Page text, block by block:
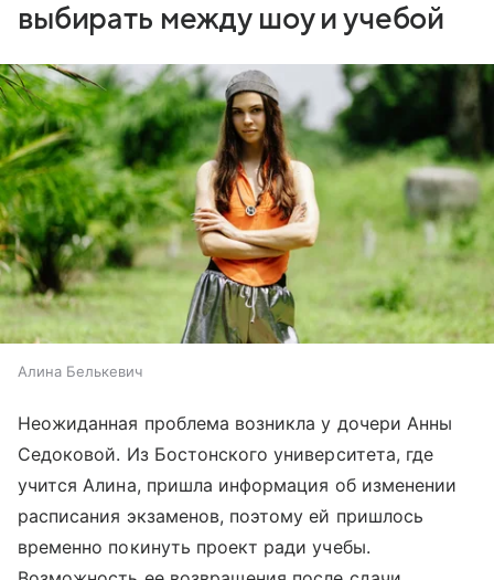
выбирать между шоу и учебой
Алина Белькевич
Неожиданная проблема возникла у дочери Анны
Седоковой. Из Бостонского университета, где
учится Алина, пришла информация об изменении
расписания экзаменов, поэтому ей пришлось
временно покинуть проект ради учебы.